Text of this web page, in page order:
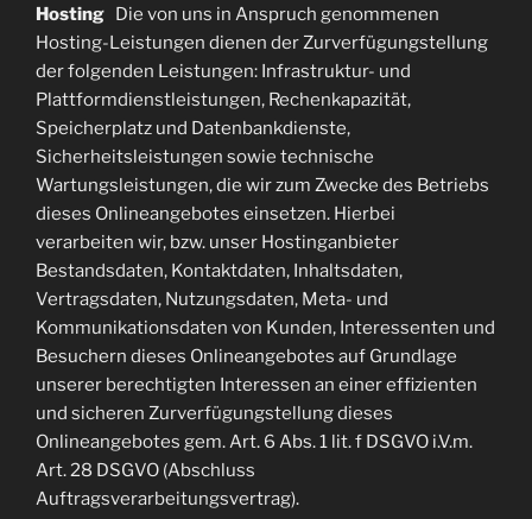
Hosting Die von uns in Anspruch genommenen
Hosting-Leistungen dienen der Zurverfügungstellung
der folgenden Leistungen: Infrastruktur- und
Plattformdienstleistungen, Rechenkapazität,
Speicherplatz und Datenbankdienste,
Sicherheitsleistungen sowie technische
Wartungsleistungen, die wir zum Zwecke des Betriebs
dieses Onlineangebotes einsetzen. Hierbei
verarbeiten wir, bzw. unser Hostinganbieter
Bestandsdaten, Kontaktdaten, Inhaltsdaten,
Vertragsdaten, Nutzungsdaten, Meta- und
Kommunikationsdaten von Kunden, Interessenten und
Besuchern dieses Onlineangebotes auf Grundlage
unserer berechtigten Interessen an einer effizienten
und sicheren Zurverfügungstellung dieses
Onlineangebotes gem. Art. 6 Abs. 1 lit. f DSGVO i.V.m.
Art. 28 DSGVO (Abschluss
Auftragsverarbeitungsvertrag).